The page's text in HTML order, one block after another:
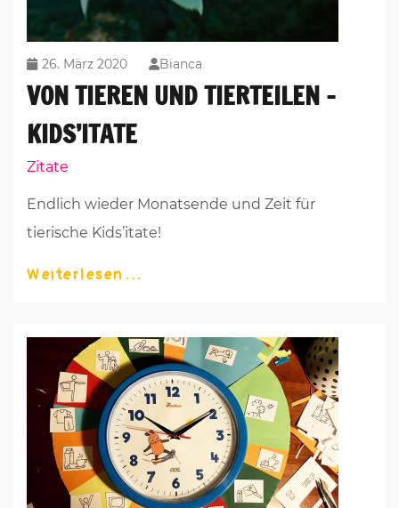
26. März 2020 Bianca
VON TIEREN UND TIERTEILEN –
KIDS’ITATE
Zitate
Endlich wieder Monatsende und Zeit für
tierische Kids’itate!
Weiterlesen